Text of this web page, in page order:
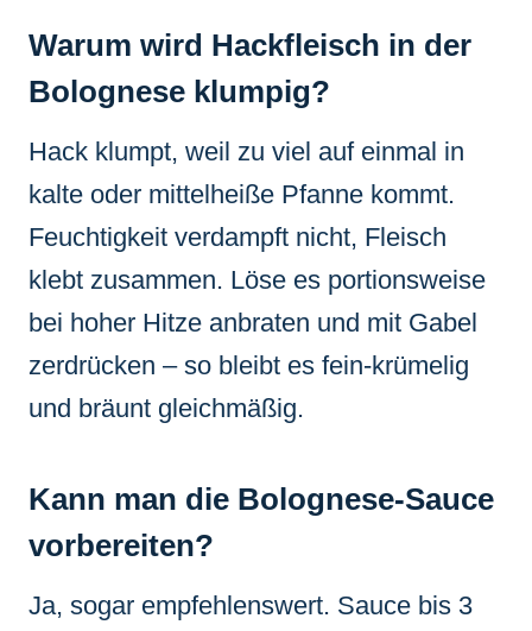
Warum wird Hackfleisch in der
Bolognese klumpig?
Hack klumpt, weil zu viel auf einmal in
kalte oder mittelheiße Pfanne kommt.
Feuchtigkeit verdampft nicht, Fleisch
klebt zusammen. Löse es portionsweise
bei hoher Hitze anbraten und mit Gabel
zerdrücken – so bleibt es fein-krümelig
und bräunt gleichmäßig.
Kann man die Bolognese-Sauce
vorbereiten?
Ja, sogar empfehlenswert. Sauce bis 3